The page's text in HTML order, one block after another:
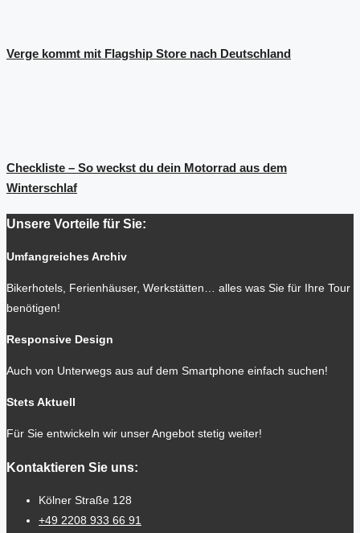
Verge kommt mit Flagship Store nach Deutschland
Checkliste – So weckst du dein Motorrad aus dem
Winterschlaf
Unsere Vorteile für Sie:
Umfangreiches Archiv
Bikerhotels, Ferienhäuser, Werkstätten… alles was Sie für Ihre Tour
benötigen!
Responsive Design
Auch von Unterwegs aus auf dem Smartphone einfach suchen!
Stets Aktuell
Für Sie entwickeln wir unser Angebot stetig weiter!
Kontaktieren Sie uns:
Kölner Straße 128
+49 2208 933 66 91